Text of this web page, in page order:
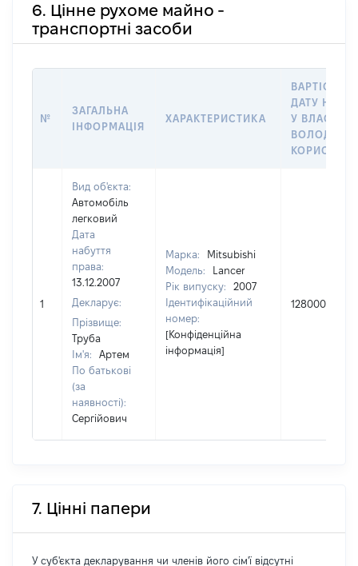
6. Цінне рухоме майно -
транспортні засоби
№
ЗАГАЛЬНА
ІНФОРМАЦІЯ
ХАРАКТЕРИСТИКА
ВАРТІСТЬ
ДАТУ
У
1
Вид об'єкта:
Автомобіль
легковий
Дата
набуття
права:
13.12.2007
Декларує:
Прізвище:
Труба
Ім'я:
Артем
По батькові
(за
наявності):
Сергійович
Марка:
Mitsubishi
Модель:
Lancer
Рік випуску:
2007
Ідентифікаційний
номер:
[Конфіденційна
інформація]
128000
7. Цінні папери
У суб'єкта декларування чи членів його сім'ї відсутні